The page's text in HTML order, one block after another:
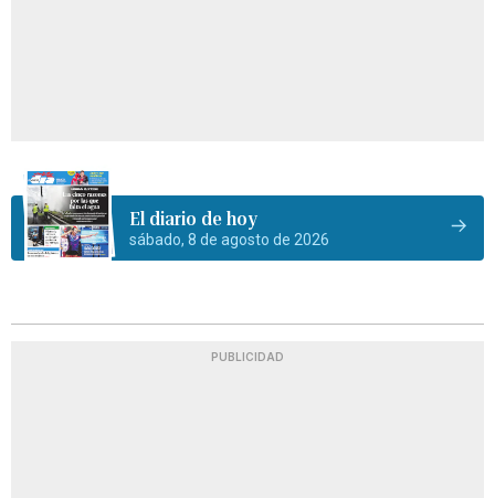
El diario de hoy
sábado, 8 de agosto de 2026
PUBLICIDAD